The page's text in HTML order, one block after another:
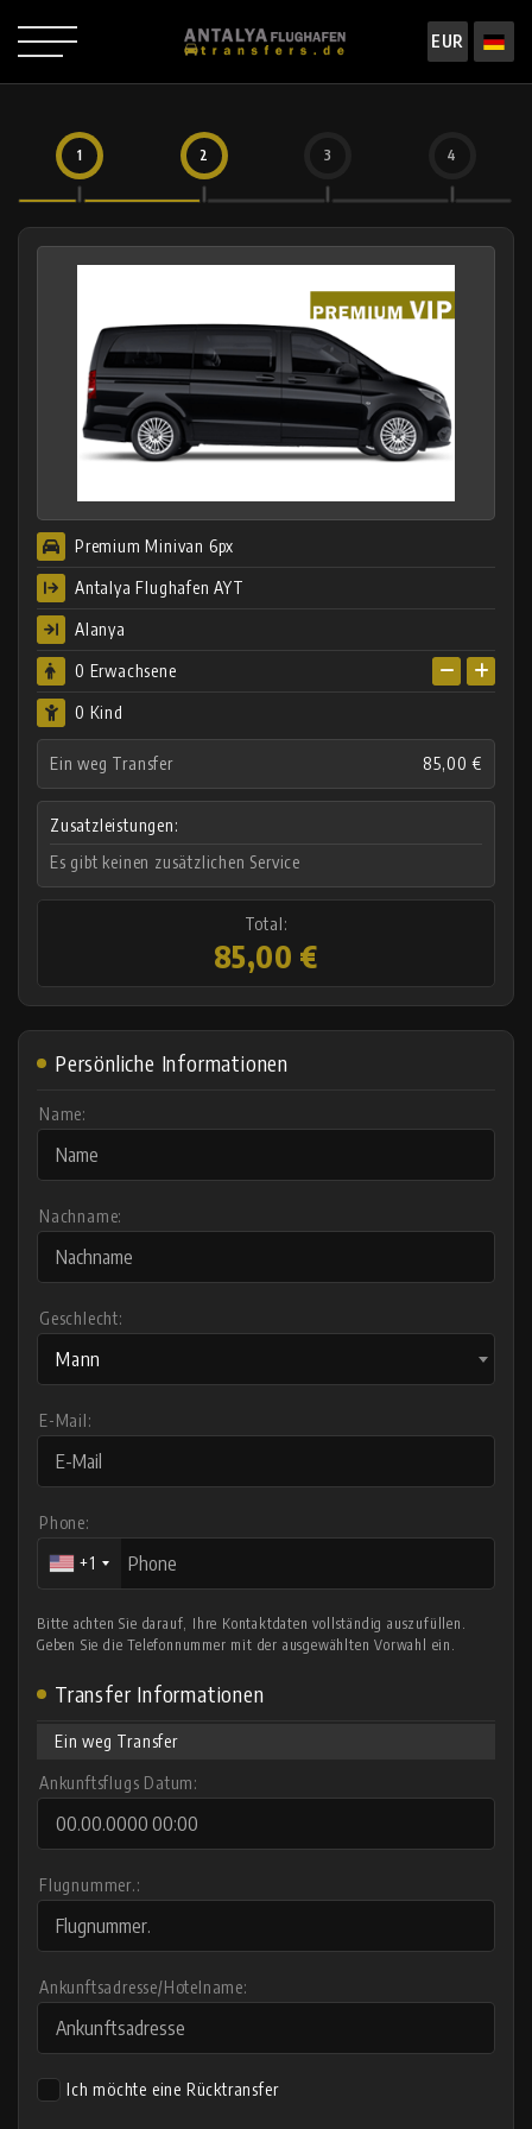
EUR
1 2 3 4
Persönliche Informationen
Name:
Nachname:
Geschlecht:
Mann
E-Mail:
Phone:
+1
Bitte achten Sie darauf, Ihre Kontaktdaten vollständig auszufüllen.
Geben Sie die Telefonnummer mit der ausgewählten Vorwahl ein.
Transfer Informationen
Ein weg Transfer
Ankunftsflugs Datum:
Flugnummer.:
Ankunftsadresse/Hotelname:
Ich möchte eine Rücktransfer
Premium Minivan 6px
Antalya Flughafen AYT
Alanya
0 Erwachsene
0 Kind
Ein weg Transfer 85,00 €
Zusatzleistungen:
Es gibt keinen zusätzlichen Service
Total:
85,00 €